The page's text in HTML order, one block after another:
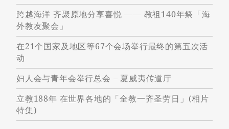
跨越海洋 齐聚原地分享喜悦 —— 教祖140年祭「海
外教友聚会」
在21个国家及地区等67个会场举行最终的第五次活
动
妇人会与青年会举行总会 – 夏威夷传道厅
立教188年 在世界各地的「全教一齐圣劳日」(相片
特集)